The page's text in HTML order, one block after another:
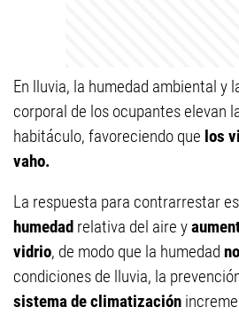
En lluvia, la humedad ambiental y
corporal de los ocupantes elevan
habitáculo, favoreciendo que los
vaho.
La respuesta para contrarrestar
humedad relativa del aire y
vidrio, de modo que la humedad
condiciones de lluvia, la
sistema de climatización